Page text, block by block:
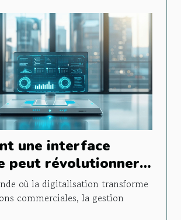
une interface
peut révolutionner
de la relation
où la digitalisation transforme
commerciales, la gestion